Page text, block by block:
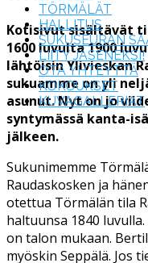
TÖRMÄLÄT
HALLITUS
SUKUSEURAN
LIITY JÄSENEKSI!
OTA YHTEYTTÄ
KOKOUKSET
KUVAGALLERIAT
Kotisivut sisältävät
1600 luvulta 1900
lähtöisin Ylivieskan
sukuamme on yli
asunut. Nyt on jo
syntymässä kanta-
jälkeen.
Sukunimemme
Raudaskosken ja
otettua Törmälän tila
haltuunsa 1840
on talon mukaan.
myöskin Seppälä. Jos